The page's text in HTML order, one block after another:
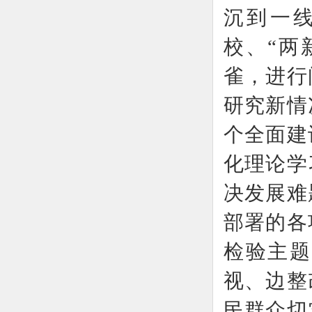
沉到一
校、“两
雀，进
研究新
个全面
化理论
决发展
部署的
检验主
视、边